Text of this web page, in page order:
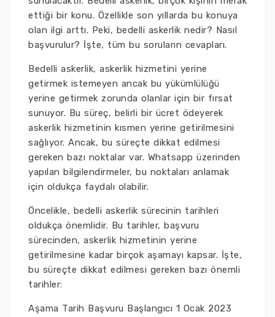
ettiği bir konu. Özellikle son yıllarda bu konuya
olan ilgi arttı. Peki, bedelli askerlik nedir? Nasıl
başvurulur? İşte, tüm bu soruların cevapları.
Bedelli askerlik, askerlik hizmetini yerine
getirmek istemeyen ancak bu yükümlülüğü
yerine getirmek zorunda olanlar için bir fırsat
sunuyor. Bu süreç, belirli bir ücret ödeyerek
askerlik hizmetinin kısmen yerine getirilmesini
sağlıyor. Ancak, bu süreçte dikkat edilmesi
gereken bazı noktalar var. Whatsapp üzerinden
yapılan bilgilendirmeler, bu noktaları anlamak
için oldukça faydalı olabilir.
Öncelikle, bedelli askerlik sürecinin tarihleri
oldukça önemlidir. Bu tarihler, başvuru
sürecinden, askerlik hizmetinin yerine
getirilmesine kadar birçok aşamayı kapsar. İşte,
bu süreçte dikkat edilmesi gereken bazı önemli
tarihler:
Aşama Tarih Başvuru Başlangıcı 1 Ocak 2023